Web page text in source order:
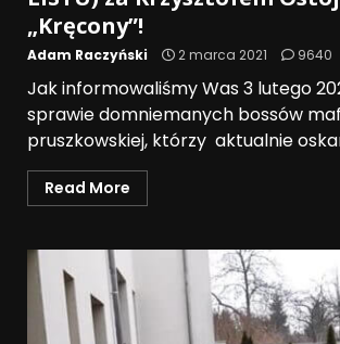
„Kręcony”!
Adam Raczyński 2 marca 2021 9640
Jak informowaliśmy Was 3 lutego
sprawie domniemanych bossów
pruszkowskiej, którzy aktualnie
Read More